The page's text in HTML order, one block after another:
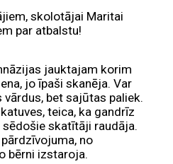
skolotājai Maritai
par atbalstu!
jauktajam korim
jo īpaši skanēja. Var
bet sajūtas paliek.
teica, ka gandrīz
skatītāji raudāja.
no
bērni izstaroja.